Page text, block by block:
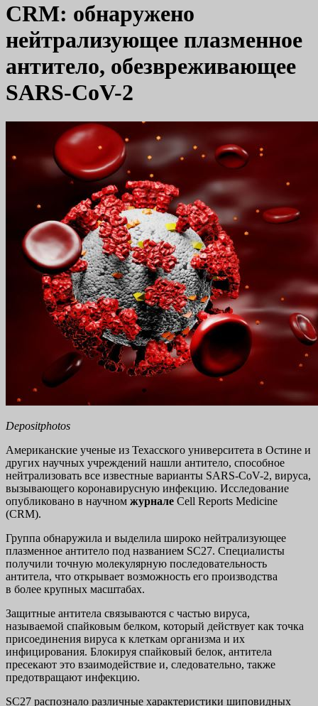
CRM: обнаружено
нейтрализующее плазменное
антитело, обезвреживающее
SARS-CoV-2
Depositphotos
Американские ученые из Техасского университета в Остине и
других научных учреждений нашли антитело, способное
нейтрализовать все известные варианты SARS-CoV-2, вируса,
вызывающего коронавирусную инфекцию. Исследование
опубликовано в научном журнале Cell Reports Medicine
(CRM).
Группа обнаружила и выделила широко нейтрализующее
плазменное антитело под названием SC27. Специалисты
получили точную молекулярную последовательность
антитела, что открывает возможность его производства
в более крупных масштабах.
Защитные антитела связываются с частью вируса,
называемой спайковым белком, который действует как точка
присоединения вируса к клеткам организма и их
инфицирования. Блокируя спайковый белок, антитела
пресекают это взаимодействие и, следовательно, также
предотвращают инфекцию.
SC27 распознало различные характеристики шиповидных